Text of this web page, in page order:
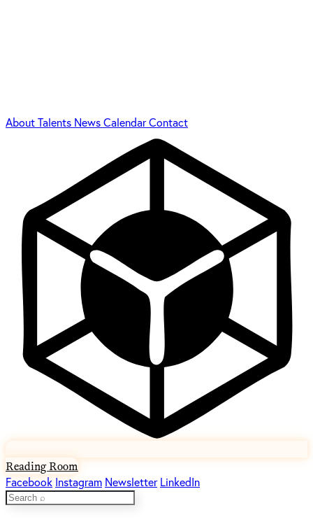
AboutTalents NewsCalendarContact
Reading Room
Facebook Instagram Newsletter LinkedIn